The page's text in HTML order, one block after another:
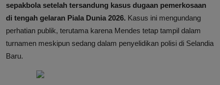
sepakbola setelah tersandung kasus dugaan pemerkosaan
di tengah gelaran Piala Dunia 2026. Kasus ini mengundang
perhatian publik, terutama karena Mendes tetap tampil dalam
turnamen meskipun sedang dalam penyelidikan polisi di Selandia
Baru.